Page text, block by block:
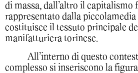
di massa, dall’altro il capitalismo
rappresentato dalla piccolamedia
costituisce il tessuto principale
manifatturiera torinese.
All’interno di questo
complesso si inseriscono la